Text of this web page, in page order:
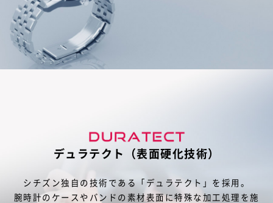
デュラテクト（表面硬化技術）
シチズン独自の技術である「デュラテクト」を採用。
腕時計のケースやバンドの素材表面に特殊な加工処理を施